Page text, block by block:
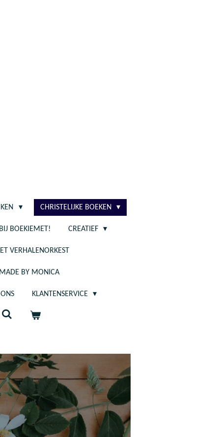
CHRISTELIJKE BOEKEN
BOEKIEMET! CREATIEF
VERHALENORKEST
BY MONICA
KLANTENSERVICE